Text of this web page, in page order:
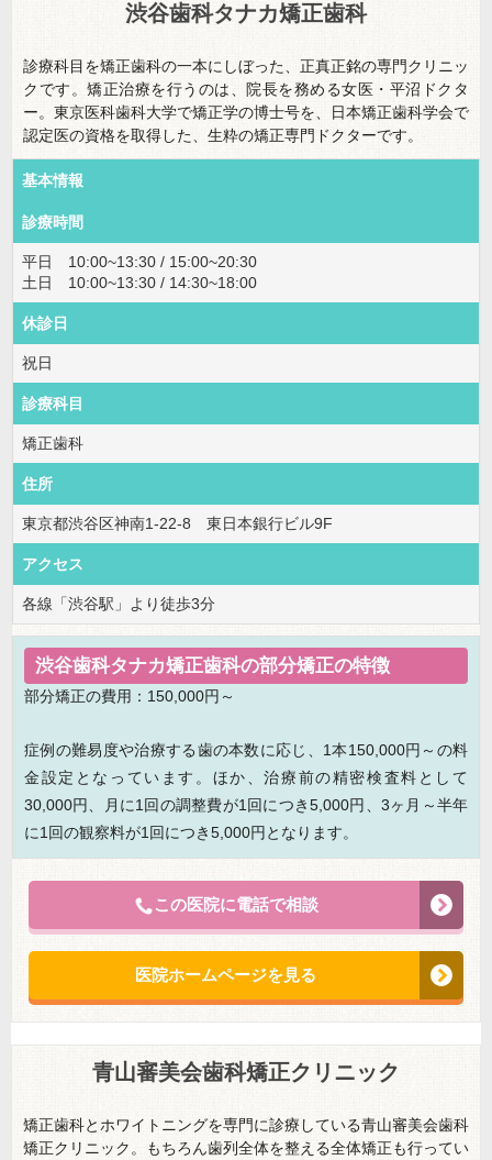
渋谷歯科タナカ矯正歯科
診療科目を矯正歯科の一本にしぼった、正真正銘の専門クリニッ
クです。矯正治療を行うのは、院長を務める女医・平沼ドクタ
ー。東京医科歯科大学で矯正学の博士号を、日本矯正歯科学会で
認定医の資格を取得した、生粋の矯正専門ドクターです。
基本情報
診療時間
平日 10:00~13:30 / 15:00~20:30
土日 10:00~13:30 / 14:30~18:00
休診日
祝日
診療科目
矯正歯科
住所
東京都渋谷区神南1-22-8 東日本銀行ビル9F
アクセス
各線「渋谷駅」より徒歩3分
渋谷歯科タナカ矯正歯科の部分矯正の特徴
部分矯正の費用：150,000円～
症例の難易度や治療する歯の本数に応じ、1本150,000円～の料
金設定となっています。ほか、治療前の精密検査料として
30,000円、月に1回の調整費が1回につき5,000円、3ヶ月～半年
に1回の観察料が1回につき5,000円となります。
この医院に電話で相談
医院ホームページを見る
青山審美会歯科矯正クリニック
矯正歯科とホワイトニングを専門に診療している青山審美会歯科
矯正クリニック。もちろん歯列全体を整える全体矯正も行ってい